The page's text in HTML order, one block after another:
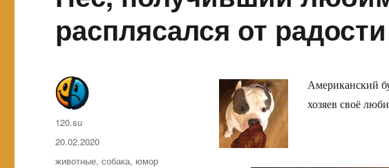
расплясался от радости
Американский
хозяев своё
Автор
120.su
Опубликовано
20.02.2020
Метки
животные,собака, юмор